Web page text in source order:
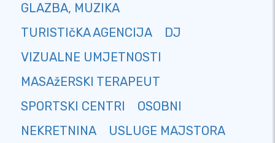
GLAZBA, MUZIKA
TURISTIčKA AGENCIJA
DJ
VIZUALNE UMJETNOSTI
MASAžERSKI TERAPEUT
SPORTSKI CENTRI
OSOBNI
NEKRETNINA
USLUGE MAJSTORA